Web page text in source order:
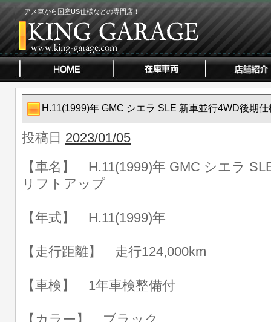
アメ車から国産US仕様などの専門店！
H.11(1999)年 GMC シエラ SLE 新車並行4WD後期
投稿日 2023/01/05
【車名】 H.11(1999)年 GMC シエラ
リフトアップ
【年式】 H.11(1999)年
【走行距離】 走行124,000km
【車検】 1年車検整備付